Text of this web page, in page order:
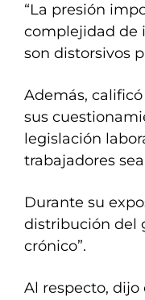
“La presión
complejidad de
son distorsivos
Además,
sus
legislación
trabajadores
Durante su
distribución del
crónico”.
Al respecto, dijo